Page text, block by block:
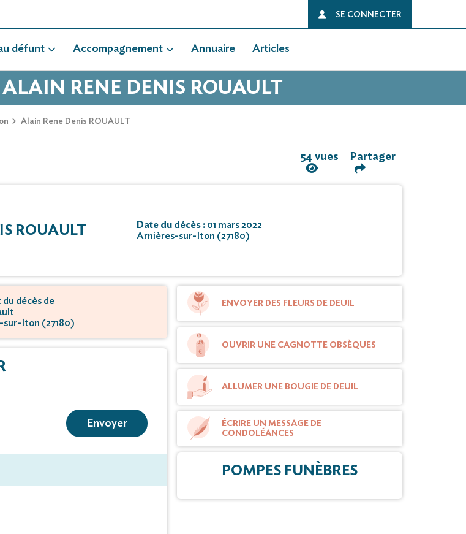
SE CONNECTER
défunt Accompagnement Annuaire Articles
ALAIN RENE DENIS ROUAULT
Alain Rene Denis ROUAULT
54 vues Partager
ROUAULT Date du décès : 01 mars 2022
Arnières-sur-Iton (27180)
décès de
sur-Iton (27180)
Envoyer
ENVOYER DES FLEURS DE DEUIL
OUVRIR UNE CAGNOTTE OBSÈQUES
ALLUMER UNE BOUGIE DE DEUIL
ÉCRIRE UN MESSAGE DE
CONDOLÉANCES
POMPES FUNÈBRES